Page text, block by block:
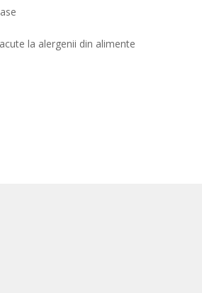
la alergenii din alimente